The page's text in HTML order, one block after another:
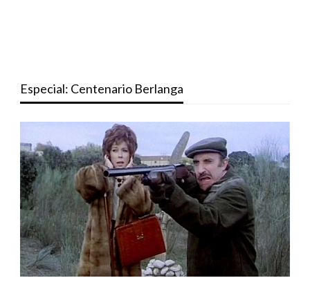
Especial: Centenario Berlanga